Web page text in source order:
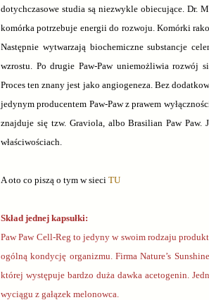
dotychczasowe studia są niezwykle obiecujące. Dr.
komórka potrzebuje energii do rozwoju. Komórki
Następnie wytwarzają biochemiczne substancje
wzrostu. Po drugie Paw-Paw uniemożliwia rozwój
Proces ten znany jest jako angiogeneza. Bez
jedynym producentem Paw-Paw z prawem
znajduje się tzw. Graviola, albo Brasilian Paw
właściwościach.
A oto co piszą o tym w sieci TU
Skład jednej kapsułki:
Paw Paw Cell-Reg to jedyny w swoim rodzaju
ogólną kondycję organizmu. Firma Nature’s
której występuje bardzo duża dawka acetogenin.
wyciągu z gałązek melonowca.